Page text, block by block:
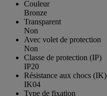
Couleur
Bronze
Transparent
Non
Avec volet de protection
Non
Classe de protection (IP)
IP20
Résistance aux chocs (IK)
IK04
Type de fixation